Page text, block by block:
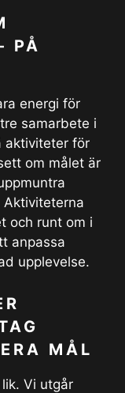
PÅ
energi för
samarbete i
aktiviteter för
om målet är
och runt om i
anpassa
upplevelse.
MÅL
Vi utgår